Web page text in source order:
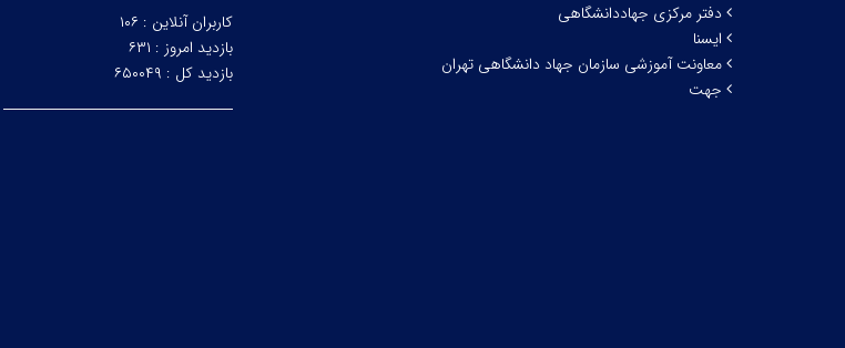
دفتر مرکزی جهاددانشگاهی
ایسنا
معاونت آموزشی سازمان جهاد دانشگاهی تهران
جهت
کاربران آنلاین : ۱۰۶
بازدید امروز : ۶۳۱
بازدید کل : ۶۵۰۰۴۹